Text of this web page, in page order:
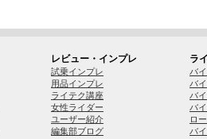
レビュー・インプレ
試乗インプレ
用品インプレ
ライテク講座
女性ライダー
ユーザー紹介
編集部ブログ
ラ
バ
バ
バ
バ
ロ
バ